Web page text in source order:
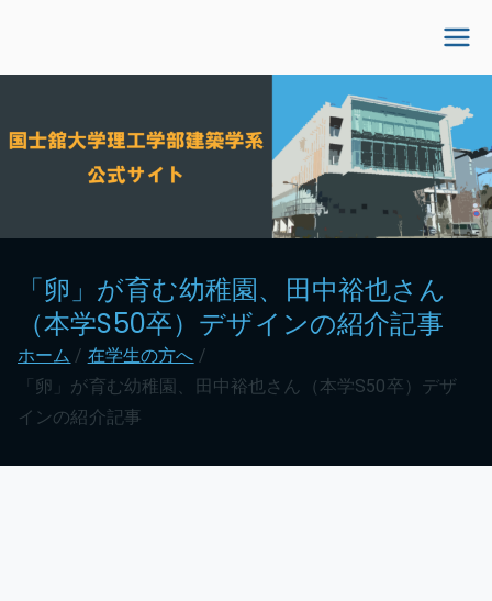
を
キ
国士舘大学理工学部建
築学系公式サイト
「卵」が育む幼稚園、田中裕也さん
（本学S50卒）デザインの紹介記事
ホーム
在学生の方へ
「卵」が育む幼稚園、田中裕也さん（本学S50卒）デザ
インの紹介記事